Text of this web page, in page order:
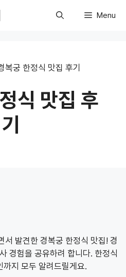
Menu
복궁 한정식 맛집 후기
식 맛집 후
기
서 발견한 경복궁 한정식 맛집! 경
경험을 공유하려 합니다. 한정식
지 모두 알려드릴게요.